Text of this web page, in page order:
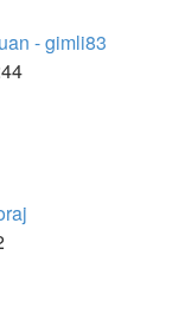
- gimli83